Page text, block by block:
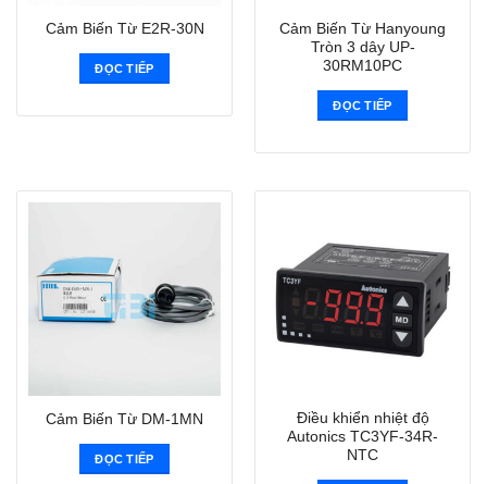
Cảm Biến Từ E2R-30N
ĐỌC TIẾP
Cảm Biến Từ Hanyoung
Tròn 3 dây UP-
30RM10PC
ĐỌC TIẾP
Cảm Biến Từ DM-1MN
ĐỌC TIẾP
Điều khiển nhiệt độ
Autonics TC3YF-34R-
NTC